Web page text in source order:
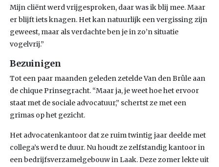
Mijn cliënt werd vrijgesproken, daar was ik blij mee. Maar
er blijft iets knagen. Het kan natuurlijk een vergissing zijn
geweest, maar als verdachte ben je in zo’n situatie
vogelvrij.”
Bezuinigen
Tot een paar maanden geleden zetelde Van den Brûle aan
de chique Prinsegracht. “Maar ja, je weet hoe het ervoor
staat met de sociale advocatuur,” schertst ze met een
grimas op het gezicht.
Het advocatenkantoor dat ze ruim twintig jaar deelde met
collega’s werd te duur. Nu houdt ze zelfstandig kantoor in
een bedrijfsverzamelgebouw in Laak. Deze zomer lekte uit